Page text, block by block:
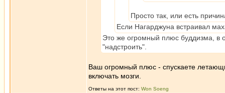
Просто так, или есть
Если Нагарджуна встраивал
Это же огромный плюс буддизма, в
"надстроить".
Ваш огромный плюс - спускаете
включать мозги.
Ответы на этот пост: Won Soeng